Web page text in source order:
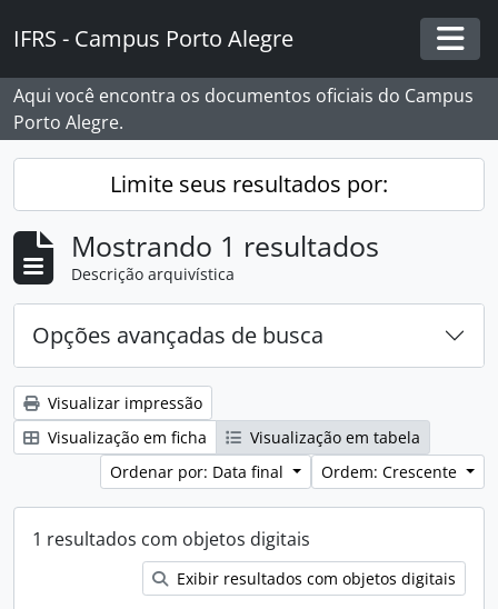
IFRS - Campus Porto Alegre
Aqui você encontra os documentos oficiais do Campus
Porto Alegre.
Limite seus resultados por:
Mostrando 1 resultados
Descrição arquivística
Opções avançadas de busca
Visualizar impressão
Visualização em ficha
Visualização em tabela
Ordenar por: Data final
Ordem: Crescente
1 resultados com objetos digitais
Exibir resultados com objetos digitais